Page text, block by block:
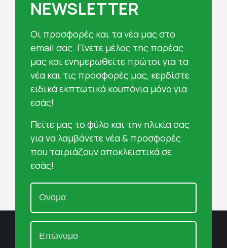
NEWSLETTER
Oι προσφορές και τα νέα μας στο
email σας. Γίνετε μέλος της παρέας
μας και ενημερωθείτε πρώτοι για τα
νέα και τις προσφορές μας, κερδίστε
ειδικά εκπτωτικά κουπόνια μόνο για
εσάς!
Πείτε μας το φύλο και την ηλικία σας
για να λαμβάνετε νέα & προσφορές
που ταιριάζουν αποκλειστικά σε
εσάς!